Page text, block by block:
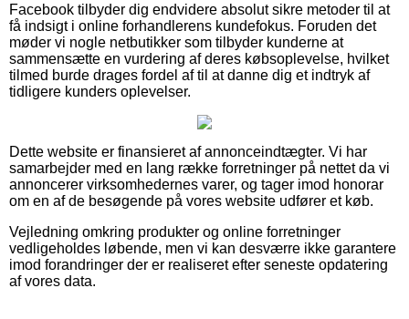
Facebook tilbyder dig endvidere absolut sikre metoder til at
få indsigt i online forhandlerens kundefokus. Foruden det
møder vi nogle netbutikker som tilbyder kunderne at
sammensætte en vurdering af deres købsoplevelse, hvilket
tilmed burde drages fordel af til at danne dig et indtryk af
tidligere kunders oplevelser.
Dette website er finansieret af annonceindtægter. Vi har
samarbejder med en lang række forretninger på nettet da vi
annoncerer virksomhedernes varer, og tager imod honorar
om en af de besøgende på vores website udfører et køb.
Vejledning omkring produkter og online forretninger
vedligeholdes løbende, men vi kan desværre ikke garantere
imod forandringer der er realiseret efter seneste opdatering
af vores data.